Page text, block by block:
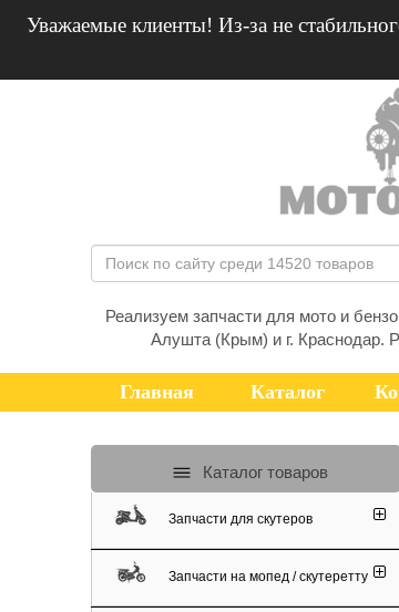
Уважаемые клиенты! Из-за не
Реализуем запчасти для мото и
Алушта (Крым) и г. Краснодар.
Главная Каталог
Каталог товаров
Запчасти для скутеров
Запчасти на мопед / скутеретту